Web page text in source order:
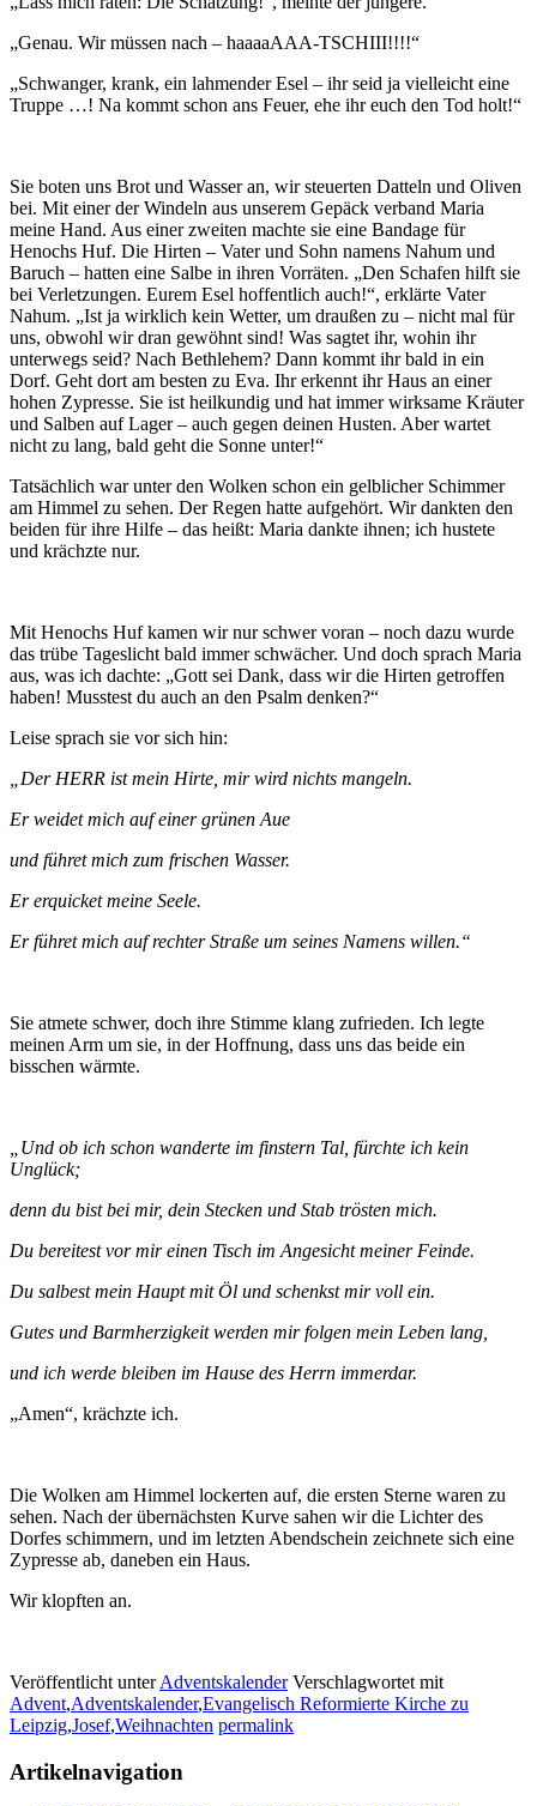
„Genau. Wir müssen nach – haaaaAAA-TSCHIII!!!!“
„Schwanger, krank, ein lahmender Esel – ihr seid ja vielleicht eine
Truppe …! Na kommt schon ans Feuer, ehe ihr euch den Tod holt!“
Sie boten uns Brot und Wasser an, wir steuerten Datteln und Oliven
bei. Mit einer der Windeln aus unserem Gepäck verband Maria
meine Hand. Aus einer zweiten machte sie eine Bandage für
Henochs Huf. Die Hirten – Vater und Sohn namens Nahum und
Baruch – hatten eine Salbe in ihren Vorräten. „Den Schafen hilft sie
bei Verletzungen. Eurem Esel hoffentlich auch!“, erklärte Vater
Nahum. „Ist ja wirklich kein Wetter, um draußen zu – nicht mal für
uns, obwohl wir dran gewöhnt sind! Was sagtet ihr, wohin ihr
unterwegs seid? Nach Bethlehem? Dann kommt ihr bald in ein
Dorf. Geht dort am besten zu Eva. Ihr erkennt ihr Haus an einer
hohen Zypresse. Sie ist heilkundig und hat immer wirksame Kräuter
und Salben auf Lager – auch gegen deinen Husten. Aber wartet
nicht zu lang, bald geht die Sonne unter!“
Tatsächlich war unter den Wolken schon ein gelblicher Schimmer
am Himmel zu sehen. Der Regen hatte aufgehört. Wir dankten den
beiden für ihre Hilfe – das heißt: Maria dankte ihnen; ich hustete
und krächzte nur.
Mit Henochs Huf kamen wir nur schwer voran – noch dazu wurde
das trübe Tageslicht bald immer schwächer. Und doch sprach Maria
aus, was ich dachte: „Gott sei Dank, dass wir die Hirten getroffen
haben! Musstest du auch an den Psalm denken?“
Leise sprach sie vor sich hin:
„Der HERR ist mein Hirte, mir wird nichts mangeln.
Er weidet mich auf einer grünen Aue
und führet mich zum frischen Wasser.
Er erquicket meine Seele.
Er führet mich auf rechter Straße um seines Namens willen.“
Sie atmete schwer, doch ihre Stimme klang zufrieden. Ich legte
meinen Arm um sie, in der Hoffnung, dass uns das beide ein
bisschen wärmte.
„Und ob ich schon wanderte im finstern Tal, fürchte ich kein
Unglück;
denn du bist bei mir, dein Stecken und Stab trösten mich.
Du bereitest vor mir einen Tisch im Angesicht meiner Feinde.
Du salbest mein Haupt mit Öl und schenkst mir voll ein.
Gutes und Barmherzigkeit werden mir folgen mein Leben lang,
und ich werde bleiben im Hause des Herrn immerdar.
„Amen“, krächzte ich.
Die Wolken am Himmel lockerten auf, die ersten Sterne waren zu
sehen. Nach der übernächsten Kurve sahen wir die Lichter des
Dorfes schimmern, und im letzten Abendschein zeichnete sich eine
Zypresse ab, daneben ein Haus.
Wir klopften an.
Veröffentlicht unter Adventskalender Verschlagwortet mit
Advent,Adventskalender,Evangelisch Reformierte Kirche zu
Leipzig,Josef,Weihnachten permalink
Artikelnavigation